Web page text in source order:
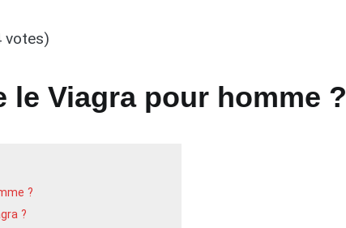
votes)
le Viagra pour homme ?
?
?